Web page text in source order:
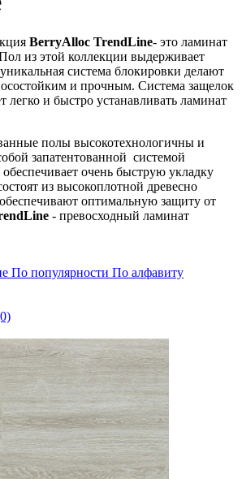
BerryAlloc TrendLine- это ламинат
из этой коллекции выдерживает
система блокировки делают
и прочным. Система защелок
легко и быстро устанавливать ламинат
полы высокотехнологичны и
запатентованной системой
очень быструю укладку
из высокоплотной древесно
оптимальную защиту от
- превосходный ламинат
По популярности По алфавиту